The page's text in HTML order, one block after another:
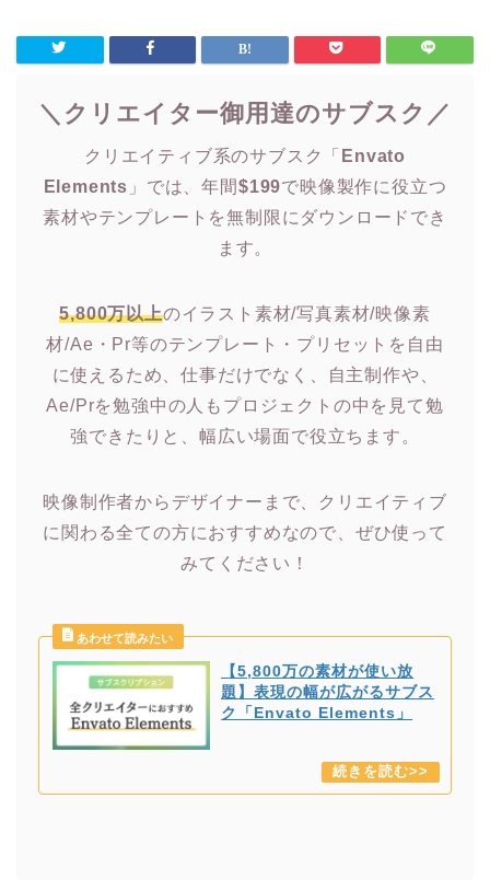
＼クリエイター御用達のサブスク／
クリエイティブ系のサブスク「 Envato
Elements 」では、年間$199で映像製作に役立つ
素材やテンプレートを無制限にダウンロードでき
ます。
5,800万以上のイラスト素材/写真素材/映像素
材/Ae・Pr等のテンプレート・プリセットを自由
に使えるため、仕事だけでなく、自主制作や、
Ae/Prを勉強中の人もプロジェクトの中を見て勉
強できたりと、幅広い場面で役立ちます。
映像制作者からデザイナーまで、クリエイティブ
に関わる全ての方におすすめなので、ぜひ使って
みてください！
【5,800万の素材が使い放
題】表現の幅が広がるサブス
ク「Envato Elements」